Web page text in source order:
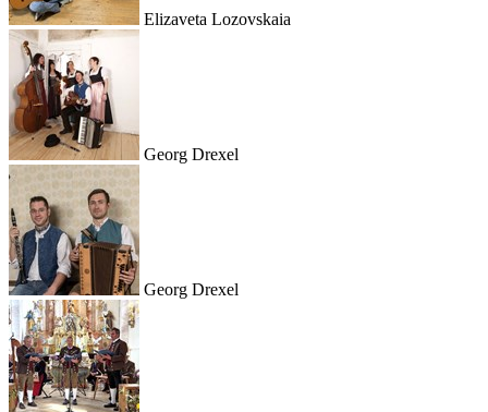
Elizaveta Lozovskaia
Georg Drexel
Georg Drexel